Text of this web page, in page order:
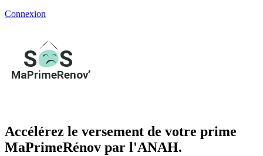
Connexion
Accélérez le versement de votre prime
MaPrimeRénov par l'ANAH.